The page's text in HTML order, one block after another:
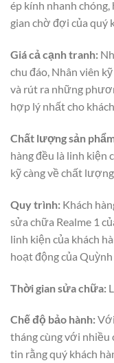
ép kính nhanh
gian chờ đợi của quý
Giá cả cạnh tranh:
chu đáo, Nhân viên
và rút ra những
hợp lý nhất cho
Chất lượng sản
hàng đều là linh kiện
kỹ càng về chất
Quy trình: Khách
sửa chữa Realme 1
linh kiện của khách
hoạt động của Quỳnh
Thời gian sửa chữa:
Chế độ bảo hành:
tháng cùng với
tin rằng quý khách